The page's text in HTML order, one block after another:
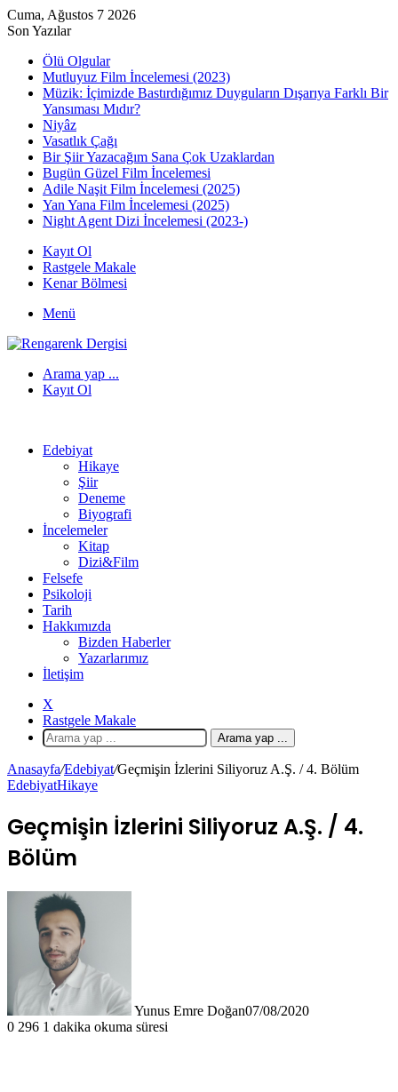
Cuma, Ağustos 7 2026
Son Yazılar
Ölü Olgular
Mutluyuz Film İncelemesi (2023)
Müzik: İçimizde Bastırdığımız Duyguların Dışarıya Farklı Bir
Yansıması Mıdır?
Niyâz
Vasatlık Çağı
Bir Şiir Yazacağım Sana Çok Uzaklardan
Bugün Güzel Film İncelemesi
Adile Naşit Film İncelemesi (2025)
Yan Yana Film İncelemesi (2025)
Night Agent Dizi İncelemesi (2023-)
Kayıt Ol
Rastgele Makale
Kenar Bölmesi
Menü
Arama yap ...
Kayıt Ol
Edebiyat
Hikaye
Şiir
Deneme
Biyografi
İncelemeler
Kitap
Dizi&Film
Felsefe
Psikoloji
Tarih
Hakkımızda
Bizden Haberler
Yazarlarımız
İletişim
X
Rastgele Makale
Arama yap ...
Anasayfa/Edebiyat/Geçmişin İzlerini Siliyoruz A.Ş. / 4. Bölüm
EdebiyatHikaye
Geçmişin İzlerini Siliyoruz A.Ş. / 4.
Bölüm
Yunus Emre Doğan07/08/2020
0 296 1 dakika okuma süresi